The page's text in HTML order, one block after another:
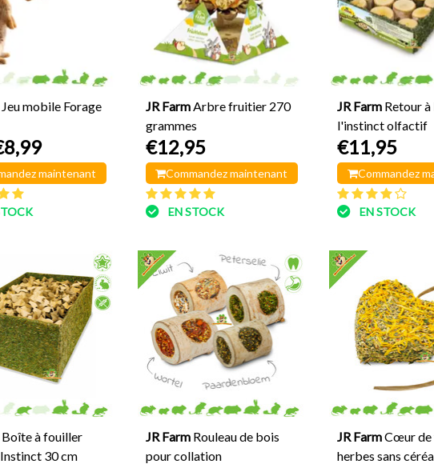
Jeu mobile Forage
maintenant
JR FarmArbre fruitier 270
grammes
€12,95
Commandez maintenant
EN STOCK
JR Farm Retour
l'instinct olfactif
€11,95
Commandez
EN STOCK
Boîte à fouiller
30 cm
JR Farm Rouleau de bois
pour collation
JR FarmCœur de
herbes sans